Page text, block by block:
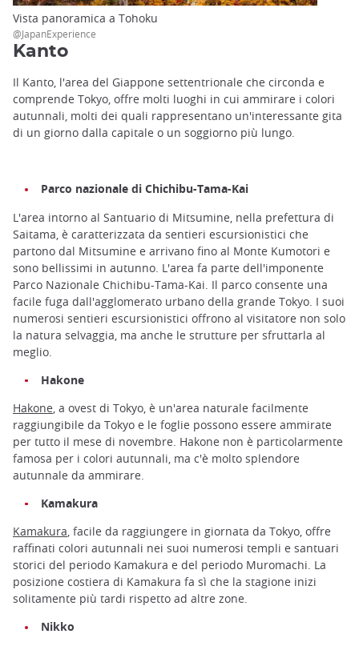
Vista panoramica a Tohoku
@JapanExperience
Kanto
Il Kanto, l'area del Giappone settentrionale che circonda e
comprende Tokyo, offre molti luoghi in cui ammirare i colori
autunnali, molti dei quali rappresentano un'interessante gita
di un giorno dalla capitale o un soggiorno più lungo.
Parco nazionale di Chichibu-Tama-Kai
L'area intorno al Santuario di Mitsumine, nella prefettura di
Saitama, è caratterizzata da sentieri escursionistici che
partono dal Mitsumine e arrivano fino al Monte Kumotori e
sono bellissimi in autunno. L'area fa parte dell'imponente
Parco Nazionale Chichibu-Tama-Kai. Il parco consente una
facile fuga dall'agglomerato urbano della grande Tokyo. I suoi
numerosi sentieri escursionistici offrono al visitatore non solo
la natura selvaggia, ma anche le strutture per sfruttarla al
meglio.
Hakone
Hakone, a ovest di Tokyo, è un'area naturale facilmente
raggiungibile da Tokyo e le foglie possono essere ammirate
per tutto il mese di novembre. Hakone non è particolarmente
famosa per i colori autunnali, ma c'è molto splendore
autunnale da ammirare.
Kamakura
Kamakura, facile da raggiungere in giornata da Tokyo, offre
raffinati colori autunnali nei suoi numerosi templi e santuari
storici del periodo Kamakura e del periodo Muromachi. La
posizione costiera di Kamakura fa sì che la stagione inizi
solitamente più tardi rispetto ad altre zone.
Nikko